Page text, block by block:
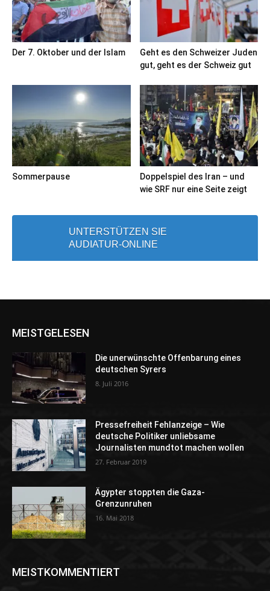
Der 7. Oktober und der Islam
Geht es den Schweizer Juden
gut, geht es der Schweiz gut
Sommerpause
Doppelspiel des Iran – und
wie SRF nur eine Seite zeigt
UNTERSTÜTZEN SIE
AUDIATUR-ONLINE
MEISTGELESEN
Die unerwünschte Offenbarung eines
deutschen Syrers
8. Juli 2016
Pressefreiheit Fehlanzeige – Wie
deutsche Politiker unliebsame
Journalisten mundtot machen wollen
27. Februar 2019
Ägypter stoppten die Gaza-
Grenzunruhen
16. Mai 2018
MEISTKOMMENTIERT